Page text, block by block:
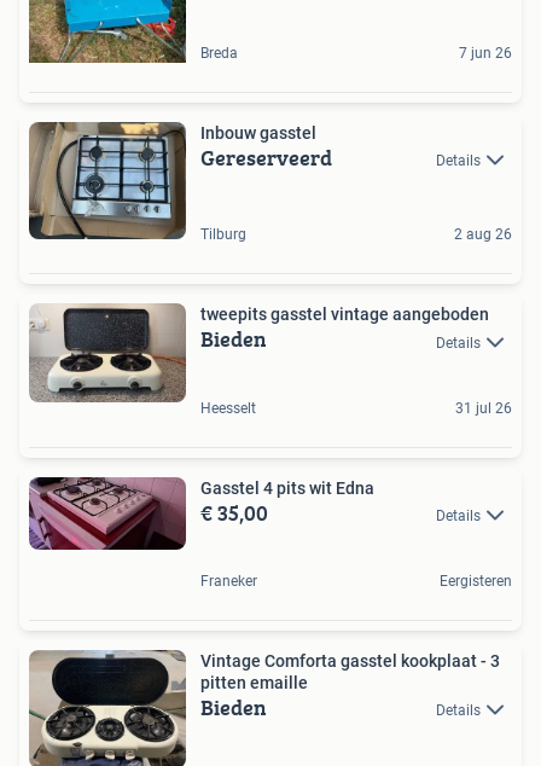
Breda 7 jun 26
Inbouw gasstel
Gereserveerd Details
Tilburg 2 aug 26
tweepits gasstel vintage aangeboden
Bieden Details
Heesselt 31 jul 26
Gasstel 4 pits wit Edna
€ 35,00 Details
Franeker Eergisteren
Vintage Comforta gasstel kookplaat - 3
pitten emaille
Bieden Details